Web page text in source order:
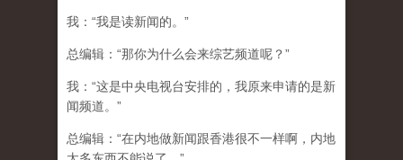
我：“我是读新闻的。”
总编辑：“那你为什么会来综艺频道呢？”
我：“这是中央电视台安排的，我原来申请的是新
闻频道。”
总编辑：“在内地做新闻跟香港很不一样啊，内地